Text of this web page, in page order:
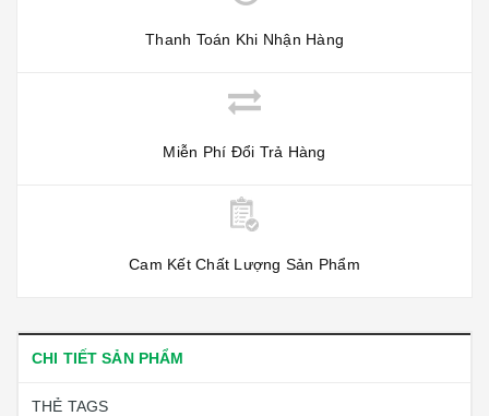
Thanh Toán Khi Nhận Hàng
Miễn Phí Đổi Trả Hàng
Cam Kết Chất Lượng Sản Phẩm
CHI TIẾT SẢN PHẨM
THẺ TAGS